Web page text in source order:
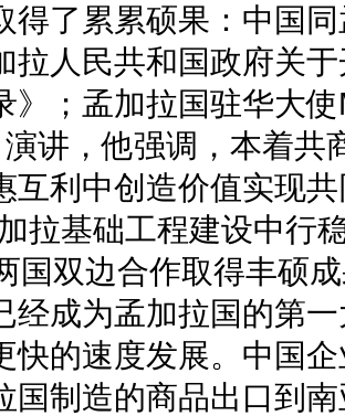
得了累累硕果：中国
拉人民共和国政府关
》；孟加拉国驻华大
讲，他强调，本着共
互利中创造价值实现
拉基础工程建设中行
国双边合作取得丰硕
经成为孟加拉国的第
快的速度发展。中国
国制造的商品出口到